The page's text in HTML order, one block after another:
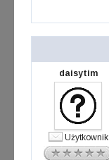
daisytim
Użytkownik